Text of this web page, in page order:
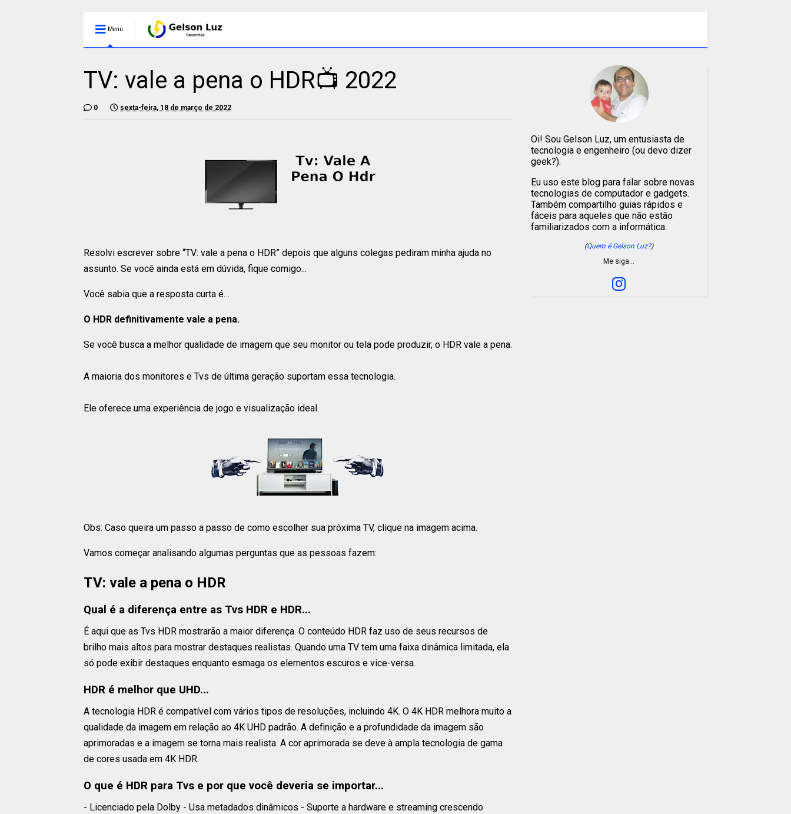
Menu
TV: vale a pena o HDR📺 2022
0 sexta-feira, 18 de março de 2022
Resolvi escrever sobre “TV: vale a pena o HDR” depois que alguns colegas pediram minha ajuda no
assunto. Se você ainda está em dúvida, fique comigo...
Você sabia que a resposta curta é…
O HDR definitivamente vale a pena.
Se você busca a melhor qualidade de imagem que seu monitor ou tela pode produzir, o HDR vale a pena.
A maioria dos monitores e Tvs de última geração suportam essa tecnologia.
Ele oferece uma experiência de jogo e visualização ideal.
Obs: Caso queira um passo a passo de como escolher sua próxima TV, clique na imagem acima.
Vamos começar analisando algumas perguntas que as pessoas fazem:
TV: vale a pena o HDR
Qual é a diferença entre as Tvs HDR e HDR...
É aqui que as Tvs HDR mostrarão a maior diferença. O conteúdo HDR faz uso de seus recursos de
brilho mais altos para mostrar destaques realistas. Quando uma TV tem uma faixa dinâmica limitada, ela
só pode exibir destaques enquanto esmaga os elementos escuros e vice-versa.
HDR é melhor que UHD...
A tecnologia HDR é compatível com vários tipos de resoluções, incluindo 4K. O 4K HDR melhora muito a
qualidade da imagem em relação ao 4K UHD padrão. A definição e a profundidade da imagem são
aprimoradas e a imagem se torna mais realista. A cor aprimorada se deve à ampla tecnologia de gama
de cores usada em 4K HDR.
O que é HDR para Tvs e por que você deveria se importar...
- Licenciado pela Dolby - Usa metadados dinâmicos - Suporte a hardware e streaming crescendo
Oi! Sou Gelson Luz, um entusiasta de
tecnologia e engenheiro (ou devo dizer
geek?).
Eu uso este blog para falar sobre novas
tecnologias de computador e gadgets.
Também compartilho guias rápidos e
fáceis para aqueles que não estão
familiarizados com a informática.
(Quem é Gelson Luz?)
Me siga…